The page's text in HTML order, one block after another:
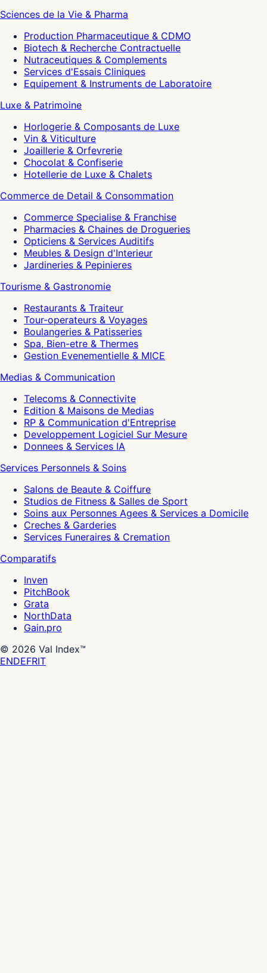
Sciences de la Vie & Pharma
Production Pharmaceutique & CDMO
Biotech & Recherche Contractuelle
Nutraceutiques & Complements
Services d'Essais Cliniques
Equipement & Instruments de Laboratoire
Luxe & Patrimoine
Horlogerie & Composants de Luxe
Vin & Viticulture
Joaillerie & Orfevrerie
Chocolat & Confiserie
Hotellerie de Luxe & Chalets
Commerce de Detail & Consommation
Commerce Specialise & Franchise
Pharmacies & Chaines de Drogueries
Opticiens & Services Auditifs
Meubles & Design d'Interieur
Jardineries & Pepinieres
Tourisme & Gastronomie
Restaurants & Traiteur
Tour-operateurs & Voyages
Boulangeries & Patisseries
Spa, Bien-etre & Thermes
Gestion Evenementielle & MICE
Medias & Communication
Telecoms & Connectivite
Edition & Maisons de Medias
RP & Communication d'Entreprise
Developpement Logiciel Sur Mesure
Donnees & Services IA
Services Personnels & Soins
Salons de Beaute & Coiffure
Studios de Fitness & Salles de Sport
Soins aux Personnes Agees & Services a Domicile
Creches & Garderies
Services Funeraires & Cremation
Comparatifs
Inven
PitchBook
Grata
NorthData
Gain.pro
© 2026 Val Index™
ENDEFRIT